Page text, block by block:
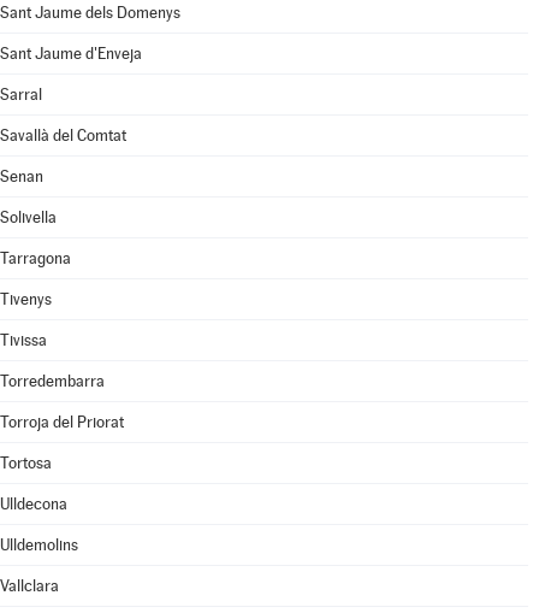
Sant Jaume dels Domenys
Sant Jaume d'Enveja
Sarral
Savallà del Comtat
Senan
Solivella
Tarragona
Tivenys
Tivissa
Torredembarra
Torroja del Priorat
Tortosa
Ulldecona
Ulldemolins
Vallclara